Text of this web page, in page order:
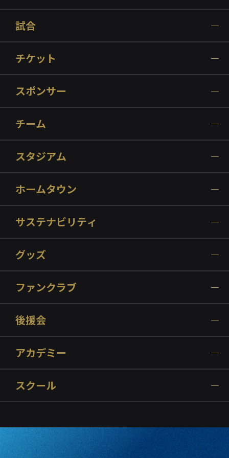
試合
チケット
スポンサー
チーム
スタジアム
ホームタウン
サステナビリティ
グッズ
ファンクラブ
後援会
アカデミー
スクール